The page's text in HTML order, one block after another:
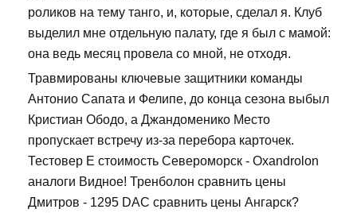
роликов на тему танго, и, которые, сделал я. Клуб
выделил мне отдельную палату, где я был с мамой:
она ведь месяц провела со мной, не отходя.
Травмированы ключевые защитники команды
Антонио Сапата и Фелипе, до конца сезона выбыл
Кристиан Ободо, а Джандоменико Место
пропускает встречу из-за перебора карточек.
Тестовер Е стоимость Североморск - Oxandrolon
аналоги Видное! Тренболон сравнить цены
Дмитров - 1295 DAC сравнить цены Ангарск?